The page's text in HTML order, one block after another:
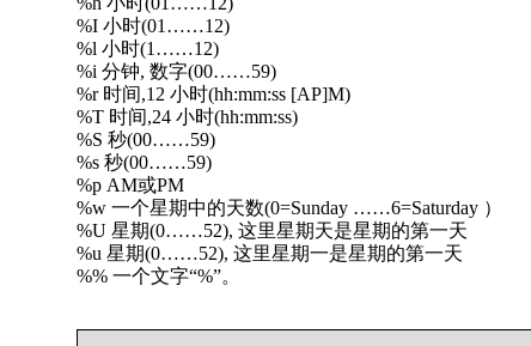
%I 小时(01……12)
%l 小时(1……12)
%i 分钟, 数字(00……59)
%r 时间,12 小时(hh:mm:ss [AP]M)
%T 时间,24 小时(hh:mm:ss)
%S 秒(00……59)
%s 秒(00……59)
%p AM或PM
%w 一个星期中的天数(0=Sunday ……6=Saturday ）
%U 星期(0……52), 这里星期天是星期的第一天
%u 星期(0……52), 这里星期一是星期的第一天
%% 一个文字“%”。